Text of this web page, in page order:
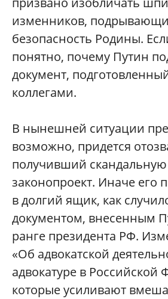
изменников,
безопасность Родины.
понятно, почему Путин
документ,
коллегами.
В нынешней ситуации
возможно, придется
получивший скандальную
законопроект. Иначе его
в долгий ящик, как
документом, внесенным
ранге президента РФ.
«Об адвокатской
адвокатуре в Российской
которые усиливают